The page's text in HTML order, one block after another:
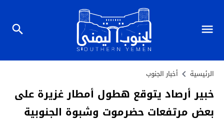
الرئيسية أخبار الجنوب
خبير أرصاد يتوقع هطول أمطار غزيرة على
بعض مرتفعات حضرموت وشبوة الجنوبية